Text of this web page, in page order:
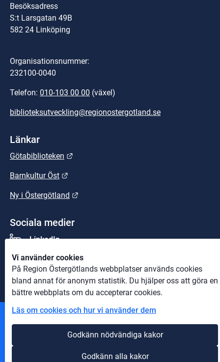
Vi använder cookies
På Region Östergötlands webbplatser används cookies
bland annat för anonym statistik. Du hjälper oss att göra en
bättre webbplats om du accepterar cookies.
Läs om cookies och hur vi använder dem
Godkänn nödvändiga kakor
Godkänn alla kakor
Besöksadress
S:t Larsgatan 49B
582 24 Linköping
Organisationsnummer:
232100-0040
Telefon: 010-103 00 00 (växel)
biblioteksutveckling@regionostergotland.se
Länkar
Götabiblioteken
Barnkultur Öst
Ny i Östergötland
Sociala medier
LinkedIn
Youtube
Andra webbplatser
Information om cookies